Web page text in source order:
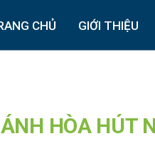
CHỦ GIỚI THIỆU
HÒA HÚT